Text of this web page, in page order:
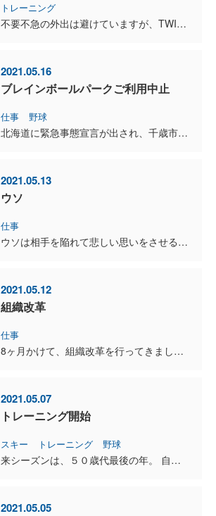
トレーニング
不要不急の外出は避けていますが、TWISTには週２回通っています。 車で行って、トレーニングして帰ってくるだけで、一切寄り道はしません。 トレーニングも５人以下で、トレーニングルームの換気...
2021.05.16
ブレインボールパークご利用中止
仕事 野球
北海道に緊急事態宣言が出され、千歳市も５月１１日から５月３１日迄「千歳市新型コロナウィルス感染症集中対策期間」を設定しました。 これにより市民の行動が制限され、各種イベントや大会も中止及び延期に...
2021.05.13
ウソ
仕事
ウソは相手を陥れて悲しい思いをさせることになる 嘘はすぐにバレる バレてもその上にまたウソを重ねる そのうちどれがウソだか分からなくなる 世の中には騙せる相手と騙せない相手がい...
2021.05.12
組織改革
仕事
8ヶ月かけて、組織改革を行ってきました。 数年間我慢してきたことがあったのですが、さすがに限界！ あれが欲しい？これが必要？誰が悪い？出来ない？無理？ だったら1年間、全て私がやって...
2021.05.07
トレーニング開始
スキー トレーニング 野球
来シーズンは、５０歳代最後の年。 自分との約束を果たすために、もう一年だけしっかりとトレーニングを行います。 昨日は全日本スキー技術選手権２連覇の武田竜選手、女子総合４位の大場優希選手、全...
2021.05.05